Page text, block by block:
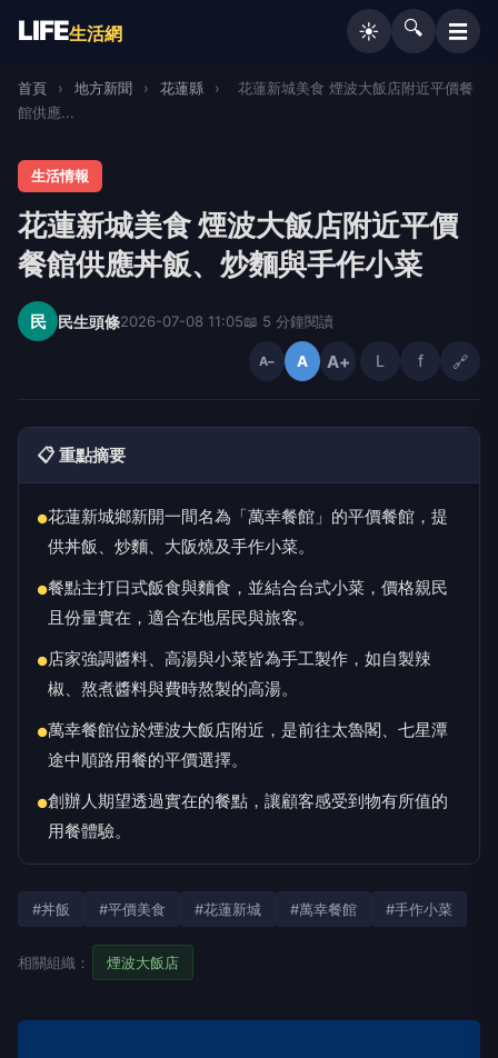
LIFE生活網 ☀️ 🔍 ☰
首頁 › 地方新聞 › 花蓮縣 ›
花蓮新城美食 煙波大飯店附近平價餐
館供應...
生活情報
花蓮新城美食 煙波大飯店附近平價
餐館供應丼飯、炒麵與手作小菜
民 民生頭條2026-07-08 11:05📖 5 分鐘閱讀
A− A A+ L f 🔗
📋 重點摘要
●花蓮新城鄉新開一間名為「萬幸餐館」的平價餐館，提
供丼飯、炒麵、大阪燒及手作小菜。
●餐點主打日式飯食與麵食，並結合台式小菜，價格親民
且份量實在，適合在地居民與旅客。
●店家強調醬料、高湯與小菜皆為手工製作，如自製辣
椒、熬煮醬料與費時熬製的高湯。
●萬幸餐館位於煙波大飯店附近，是前往太魯閣、七星潭
途中順路用餐的平價選擇。
●創辦人期望透過實在的餐點，讓顧客感受到物有所值的
用餐體驗。
#丼飯 #平價美食 #花蓮新城 #萬幸餐館 #手作小菜
相關組織： 煙波大飯店